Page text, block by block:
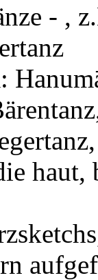
- ,
haut,